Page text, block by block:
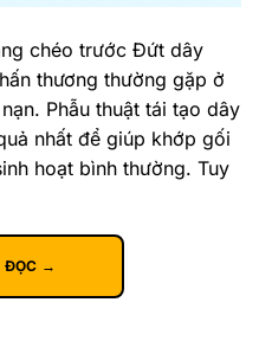
chéo trước Đứt dây
thương thường gặp ở
Phẫu thuật tái tạo dây
nhất để giúp khớp gối
hoạt bình thường. Tuy
ĐỌC →